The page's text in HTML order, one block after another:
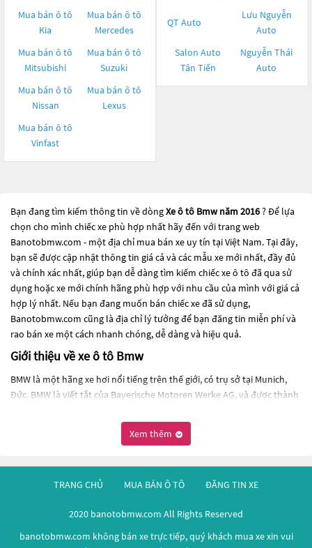
Mua bán ô tô
Kia
Mua bán ô tô
Mercedes
Mua bán ô tô
Mitsubishi
Mua bán ô tô
Suzuki
Mua bán ô tô
Nissan
Mua bán ô tô
Lexus
Mua bán ô tô
Vinfast
QT Auto
Lưu Nguyễn
Auto
Salon Auto
Tân Tiến
Nguyễn Thái
Auto
Bạn đang tìm kiếm thông tin về dòngXe ô tô Bmw năm 2016? Để lựa
chọn cho mình chiếc xe phù hợp nhất hãy đến với trang web
Banotobmw.com - một địa chỉ mua bán xe uy tín tại Việt Nam. Tại đây,
bạn sẽ được cập nhật thông tin giá cả và các mẫu xe mới nhất, đầy đủ
và chính xác nhất, giúp bạn dễ dàng tìm kiếm chiếc xe ô tô đã qua sử
dụng hoặc xe mới chính hãng phù hợp với nhu cầu của mình với giá cả
hợp lý nhất. Nếu bạn đang muốn bán chiếc xe đã sử dụng,
Banotobmw.com cũng là địa chỉ lý tưởng để bạn đăng tin miễn phí và
rao bán xe một cách nhanh chóng, dễ dàng và hiệu quả.
Giới thiệu về xe ô tô Bmw
BMW là một hãng xe hơi nổi tiếng trên thế giới, có trụ sở tại Munich,
Đức. BMW là viết tắt của Bayerische Motoren Werke AG, và được thành
nhà sản xuất xe hơi hàng đầu thế giới.
BMW sản xuất các loại xe ô tô cao cấp và sang trọng như xe sedan, xe
trưng riêng, phong cách hiện đại và động cơ mạnh mẽ.
7 Series, BMW X5 và BMW M Series. BMW cũng đã ra mắt một số mẫu xe
điện và hybrid như BMW i3 và BMW i8.
Xem thêm
TRANG CHỦ MUA BÁN Ô TÔ ĐĂNG TIN XE
2020 banotobmw.com All Rights Reserved
banotobmw.com không bán xe trực tiếp, quý khách mua xe xin vui